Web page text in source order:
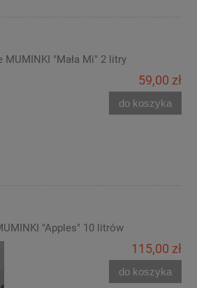
"Mała Mi" 2 litry
59,00 zł
do koszyka
"Apples" 10 litrów
115,00 zł
do koszyka